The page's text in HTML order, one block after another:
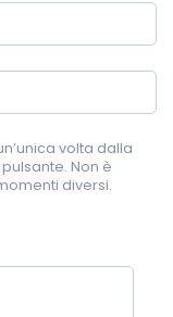
volta dalla
Non è
diversi.